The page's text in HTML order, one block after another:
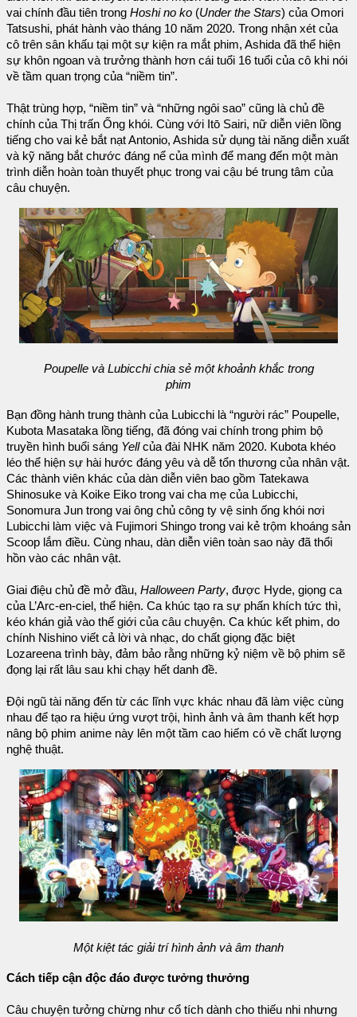
vai chính đầu tiên trong Hoshi no ko (Under the Stars) của Omori
Tatsushi, phát hành vào tháng 10 năm 2020. Trong nhận xét của
cô trên sân khấu tại một sự kiện ra mắt phim, Ashida đã thể hiện
sự khôn ngoan và trưởng thành hơn cái tuổi 16 tuổi của cô khi nói
về tầm quan trọng của “niềm tin”.
Thật trùng hợp, “niềm tin” và “những ngôi sao” cũng là chủ đề
chính của Thị trấn Ống khói. Cùng với Itō Sairi, nữ diễn viên lồng
tiếng cho vai kẻ bắt nạt Antonio, Ashida sử dụng tài năng diễn xuất
và kỹ năng bắt chước đáng nể của mình để mang đến một màn
trình diễn hoàn toàn thuyết phục trong vai cậu bé trung tâm của
câu chuyện.
Poupelle và Lubicchi chia sẻ một khoảnh khắc trong
phim
Bạn đồng hành trung thành của Lubicchi là “người rác” Poupelle,
Kubota Masataka lồng tiếng, đã đóng vai chính trong phim bộ
truyền hình buổi sáng Yellcủa đài NHK năm 2020. Kubota khéo
léo thể hiện sự hài hước đáng yêu và dễ tổn thương của nhân vật.
Các thành viên khác của dàn diễn viên bao gồm Tatekawa
Shinosuke và Koike Eiko trong vai cha mẹ của Lubicchi,
Sonomura Jun trong vai ông chủ công ty vệ sinh ống khói nơi
Lubicchi làm việc và Fujimori Shingo trong vai kẻ trộm khoáng sản
Scoop lắm điều. Cùng nhau, dàn diễn viên toàn sao này đã thổi
hồn vào các nhân vật.
Giai điệu chủ đề mở đầu, Halloween Party, được Hyde, giọng ca
của L’Arc-en-ciel, thể hiện. Ca khúc tạo ra sự phấn khích tức thì,
kéo khán giả vào thế giới của câu chuyện. Ca khúc kết phim, do
chính Nishino viết cả lời và nhạc, do chất giọng đặc biệt
Lozareena trình bày, đảm bảo rằng những kỷ niệm về bộ phim sẽ
đọng lại rất lâu sau khi chạy hết danh đề.
Đội ngũ tài năng đến từ các lĩnh vực khác nhau đã làm việc cùng
nhau để tạo ra hiệu ứng vượt trội, hình ảnh và âm thanh kết hợp
nâng bộ phim anime này lên một tầm cao hiếm có về chất lượng
nghệ thuật.
Một kiệt tác giải trí hình ảnh và âm thanh
Cách tiếp cận độc đáo được tưởng thưởng
Câu chuyện tưởng chừng như cổ tích dành cho thiếu nhi nhưng